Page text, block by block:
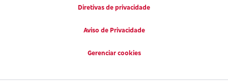
Diretivas de privacidade
Aviso de Privacidade
Gerenciar cookies